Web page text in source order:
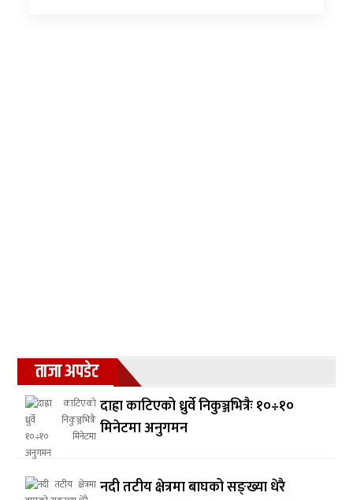
ताजा अपडेट
दाह्रा काटिएको ध्रुर्वे निकुञ्जभित्रैः १०÷१०
मिनेटमा अनुगमन
नदी तटीय क्षेत्रमा बाघको सङ्ख्या धेरै